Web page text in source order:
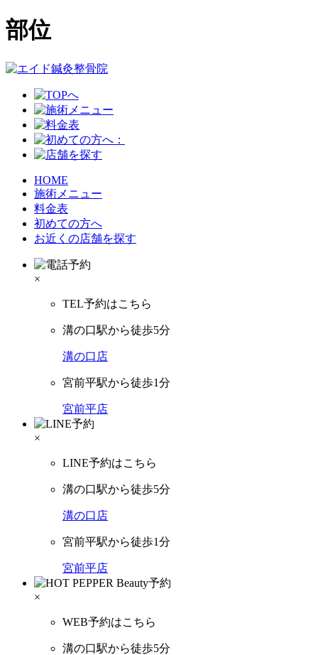
部位
HOME
施術メニュー
料金表
初めての方へ
お近くの店舗を探す
×
TEL予約はこちら
溝の口駅から徒歩5分
溝の口店
宮前平駅から徒歩1分
宮前平店
×
LINE予約はこちら
溝の口駅から徒歩5分
溝の口店
宮前平駅から徒歩1分
宮前平店
×
WEB予約はこちら
溝の口駅から徒歩5分